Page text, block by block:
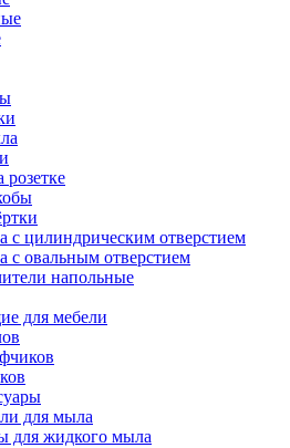
розетке
с цилиндрическим отверстием
с овальным отверстием
напольные
для мебели
для мыла
для жидкого мыла